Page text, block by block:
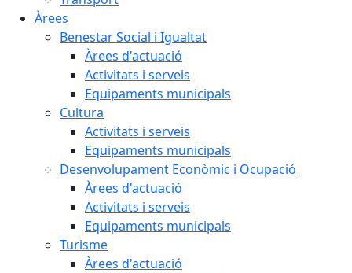
Àrees
Benestar Social i Igualtat
Àrees d'actuació
Activitats i serveis
Equipaments municipals
Cultura
Activitats i serveis
Equipaments municipals
Desenvolupament Econòmic i Ocupació
Àrees d'actuació
Activitats i serveis
Equipaments municipals
Turisme
Àrees d'actuació